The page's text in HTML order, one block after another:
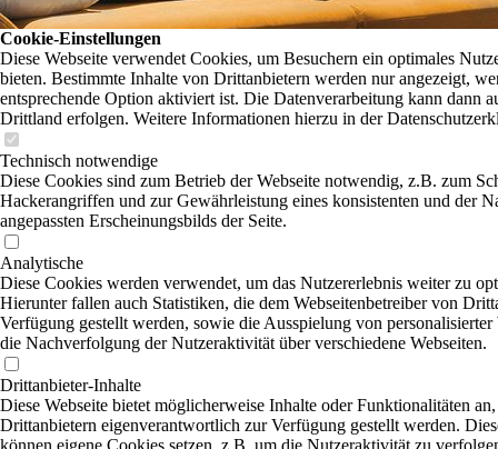
Cookie-Einstellungen
Diese Webseite verwendet Cookies, um Besuchern ein optimales
bieten. Bestimmte Inhalte von Drittanbietern werden nur angezeigt,
entsprechende Option aktiviert ist. Die Datenverarbeitung kann dann
Drittland erfolgen. Weitere Informationen hierzu in der
Technisch notwendige
Diese Cookies sind zum Betrieb der Webseite notwendig, z.B. zum
Hackerangriffen und zur Gewährleistung eines konsistenten und der
angepassten Erscheinungsbilds der Seite.
Analytische
Diese Cookies werden verwendet, um das Nutzererlebnis weiter zu
Hierunter fallen auch Statistiken, die dem Webseitenbetreiber von
Verfügung gestellt werden, sowie die Ausspielung von
die Nachverfolgung der Nutzeraktivität über verschiedene Webseiten.
Drittanbieter-Inhalte
Diese Webseite bietet möglicherweise Inhalte oder Funktionalitäten
Drittanbietern eigenverantwortlich zur Verfügung gestellt werden.
können eigene Cookies setzen, z.B. um die Nutzeraktivität zu